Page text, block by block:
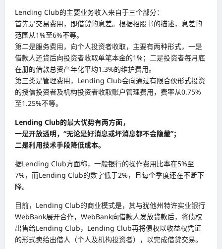
Lending Club的主要业务收入来自于三个部分：
首先是交易费用，即借贷的息差。根据招股书的描述，息差的
范围从1%至6%不等。
第二是服务费用，向个人投资者收取，主要有两种形式，一是
借款人还贷后向投资者收取单笔本金的1%；二是投资者每月底
在册的借款总资产年化平均1.3%的维护费用。
第三类是管理费用，Lending Club会向通过有限合伙形式投资
的授信投资者及机构投资者收取账户管理费用，费率从0.75%
至1.25%不等。
Lending Club的最大优势有两方面，
一是开放透明，“无论是好消息或坏消息都不会隐藏”；
二是利用技术手段降低成本。
据Lending Club方面称，一般银行的操作费用比率在5%至
7%，而Lending Club的数字低于2%，且每个季度还在不断下
降。
目前，Lending Club的商业模式是，其与犹他州特许实业银行
WebBank展开合作，WebBank向借款人发放贷款后，将债权
出售给Lending Club，Lending Club再将债权以收益权凭证
的形式卖给出借人（个人及机构投资者），以完成借贷交易。